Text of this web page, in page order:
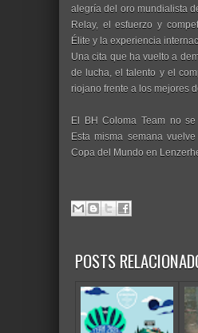
alegría del oro mundialista
Relay, el esfuerzo y
Élite y la experiencia
Una cita que ha vuelto a
de lucha, el talento y el
riojano frente a los mejores
El BH Coloma Team no
Esta misma semana
Copa del Mundo en
POSTS